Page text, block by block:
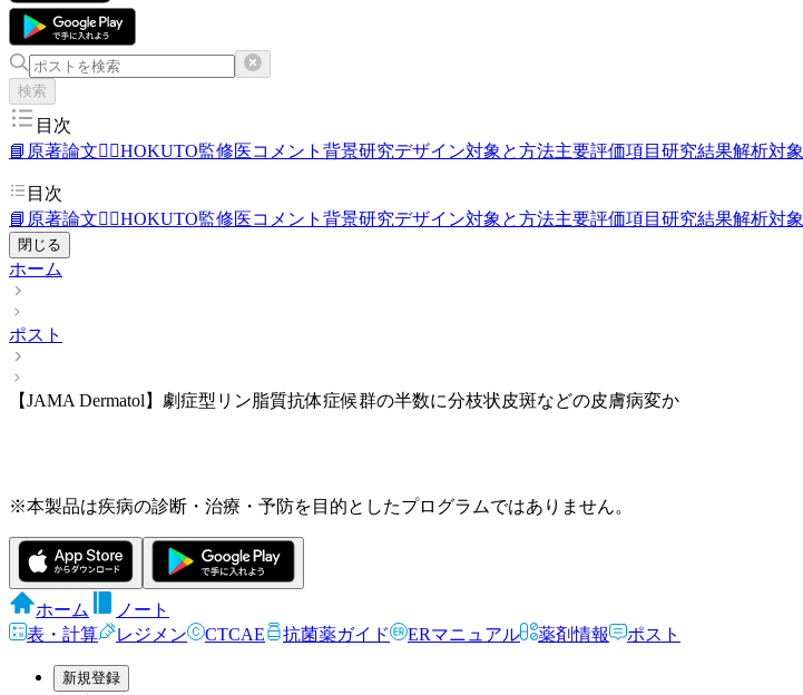
検索
目次
📘原著論文👨‍⚕️HOKUTO監修医コメント 背景研究デザイン対象と方法主要評価項目 研究結果解析対象
目次
📘原著論文👨‍⚕️HOKUTO監修医コメント 背景研究デザイン対象と方法主要評価項目 研究結果解析対象
閉じる
ホーム
ポスト
【JAMA Dermatol】劇症型リン脂質抗体症候群の半数に分枝状皮斑などの皮膚病変か
※本製品は疾病の診断・治療・予防を目的としたプログラムではありません。
ホーム
ノート
表・計算
レジメン CTCAE 抗菌薬ガイド ERマニュアル 薬剤情報 ポスト
新規登録